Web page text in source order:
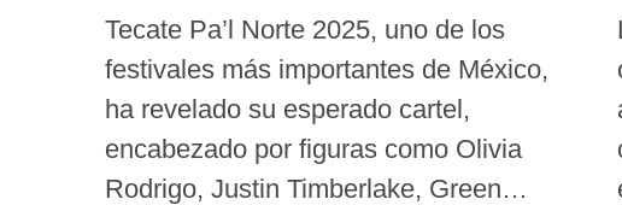
Tecate Pa’l Norte 2025, uno de los
festivales más importantes de México,
ha revelado su esperado cartel,
encabezado por figuras como Olivia
Rodrigo, Justin Timberlake, Green…